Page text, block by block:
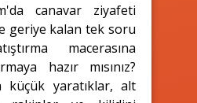
canavar ziyafeti
geriye kalan tek soru
macerasına
hazır mısınız?
küçük yaratıklar, alt